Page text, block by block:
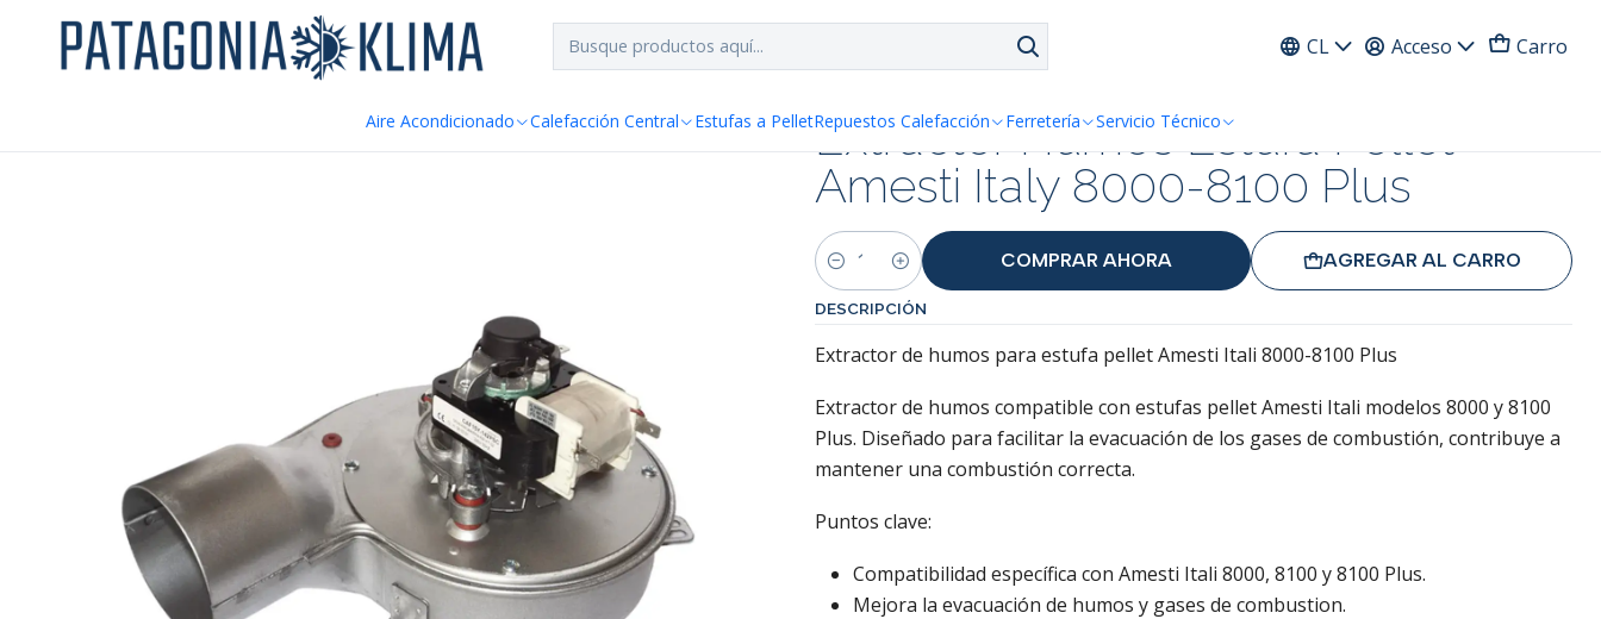
CL Acceso Carro
Aire Acondicionado Calefacción Central Estufas a PelletRepuestos Calefacción Ferretería Servicio Técnico
Inicio Repuestos Estufa Pellet Extractor Humos Estufa Pellet Amesti Italy 8000-8100 Plus
Extractor Humos Estufa Pellet
Amesti Italy 8000-8100 Plus
Cantidad
AGREGAR AL CARRO
COMPRAR AHORA
DESCRIPCIÓN
Extractor de humos para estufa pellet Amesti Itali 8000-8100 Plus
Extractor de humos compatible con estufas pellet Amesti Itali modelos 8000 y 8100
Plus. Diseñado para facilitar la evacuación de los gases de combustión, contribuye a
mantener una combustión correcta.
Puntos clave:
Compatibilidad específica con Amesti Itali 8000, 8100 y 8100 Plus.
Mejora la evacuación de humos y gases de combustion.